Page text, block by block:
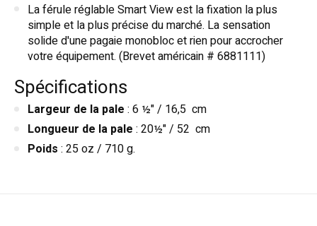
La férule réglable Smart View est la fixation la plus
simple et la plus précise du marché. La sensation
solide d'une pagaie monobloc et rien pour accrocher
votre équipement. (Brevet américain # 6881111)
Spécifications
Largeur de la pale : 6 ½" / 16,5 cm
Longueur de la pale : 20½" / 52 cm
Poids : 25 oz / 710 g.